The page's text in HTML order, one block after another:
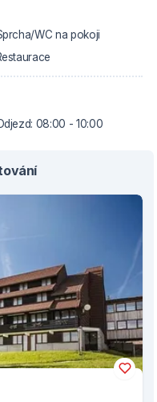
WC na pokoji
08:00 - 10:00